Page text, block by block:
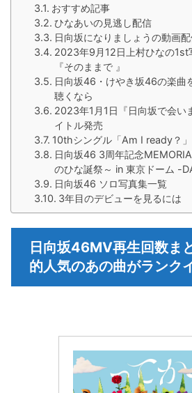
おすすめ記事
ひなあいの見逃し配信
日向坂になりましょうの動画
2023年9月12日上村ひなの1st
『そのままで 』
日向坂46・けやき坂46の楽曲
聴くなら
2023年1月1日『日向坂で会い
イトル発売
10thシングル「Am I ready？」
日向坂46 3周年記念
のひな誕祭～ in 東京ドーム -
日向坂46 ソロ写真集一覧
3年目のデビューを見るには
日向坂46MV再生回数ま
的人気のあの曲がランク